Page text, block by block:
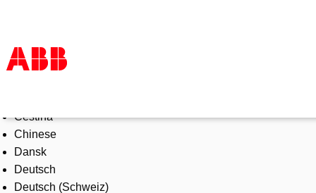
Products & Solutions
Industries
Services
About us
Where to buy
Čeština
Chinese
Dansk
Deutsch
Deutsch (Schweiz)